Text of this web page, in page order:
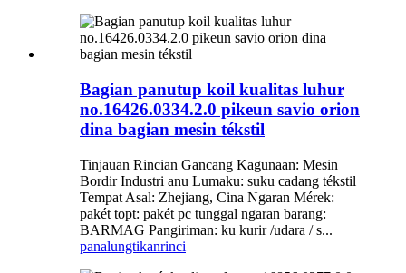
Bagian panutup koil kualitas luhur
no.16426.0334.2.0 pikeun savio orion
dina bagian mesin tékstil
Tinjauan Rincian Gancang Kagunaan: Mesin
Bordir Industri anu Lumaku: suku cadang tékstil
Tempat Asal: Zhejiang, Cina Ngaran Mérek:
pakét topt: pakét pc tunggal ngaran barang:
BARMAG Pangiriman: ku kurir /udara / s...
panalungtikanrinci